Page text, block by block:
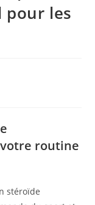
pour les
routine
stéroïde